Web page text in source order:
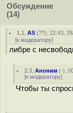
Обсуждение
(14)
1.1 ,AS (??), 22:43,
[к модератору]
либре с
2.3 ,Аноним (-),
[к модератору]
Чтобы ты